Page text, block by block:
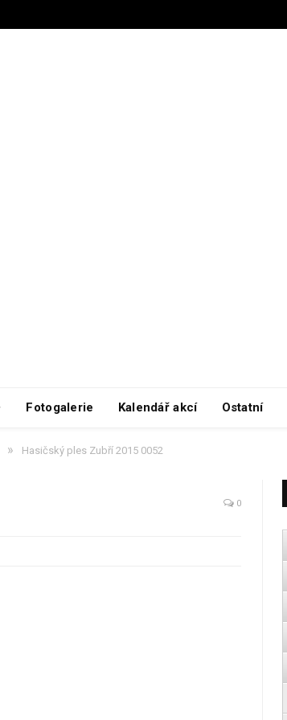
Fotogalerie Kalendář akcí Ostatní
» Hasičský ples Zubří 2015 0052
0